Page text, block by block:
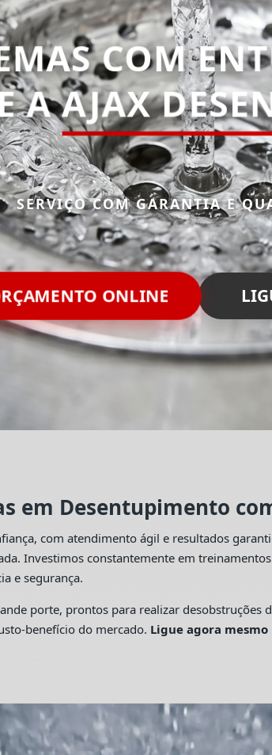
COM
AAJAX
SERVIÇO COM GARANTIA E
ONLINE
em Desentupimento
com atendimento ágil e resultados
Investimos constantemente em
e segurança.
porte, prontos para realizar desobstruções
benefício do mercado. Ligue agora